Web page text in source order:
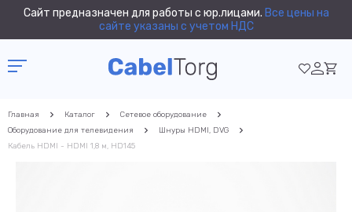
Сайт предназначен для работы с юр.лицами. Все цены на
сайте указаны с учетом НДС
Главная Каталог
Сетевое оборудование
Оборудование для телевидения
Шнуры HDMI, DVG
Кабель HDMI - HDMI 1,8 м, HD145